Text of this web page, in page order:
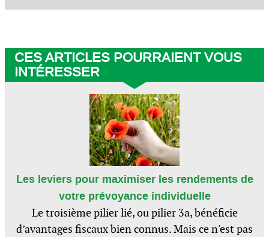
CES ARTICLES POURRAIENT VOUS
INTÉRESSER
Les leviers pour maximiser les rendements de
votre prévoyance individuelle
Le troisième pilier lié, ou pilier 3a, bénéficie
d’avantages fiscaux bien connus. Mais ce n'est pas